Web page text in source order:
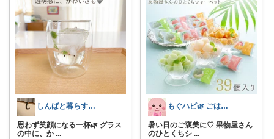
しんばと暮らす日々
思わず笑顔になる一杯🌿 グラス
の中に、か ...
もぐハピ🌿 ごはんのお供ROOM
暑い日のご褒美に♡ 果物屋さん
のひとくちシ ...